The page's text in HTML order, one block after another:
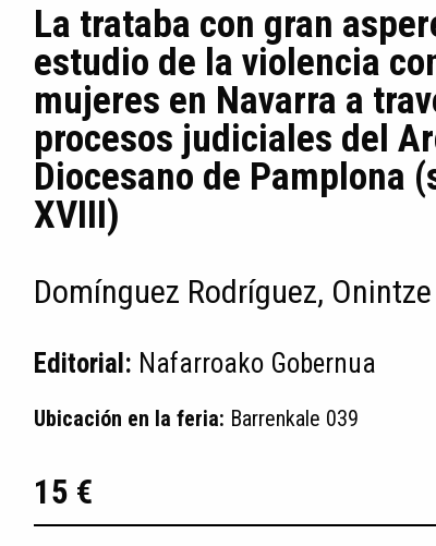
La trataba con gran
estudio de la violencia
mujeres en Navarra a
procesos judiciales del
Diocesano de Pamplona
XVIII)
Domínguez Rodríguez, Onintze
Editorial: Nafarroako Gobernua
Ubicación en la feria: Barrenkale 039
15 €